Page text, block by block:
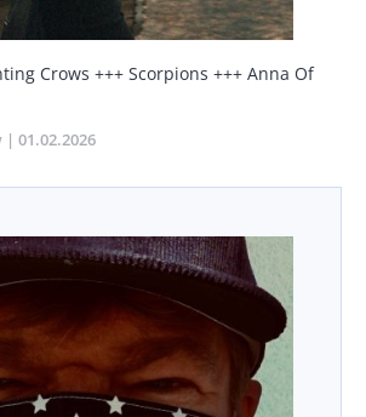
Crows +++ Scorpions +++ Anna Of
Publikationsdatum
01.02.2026